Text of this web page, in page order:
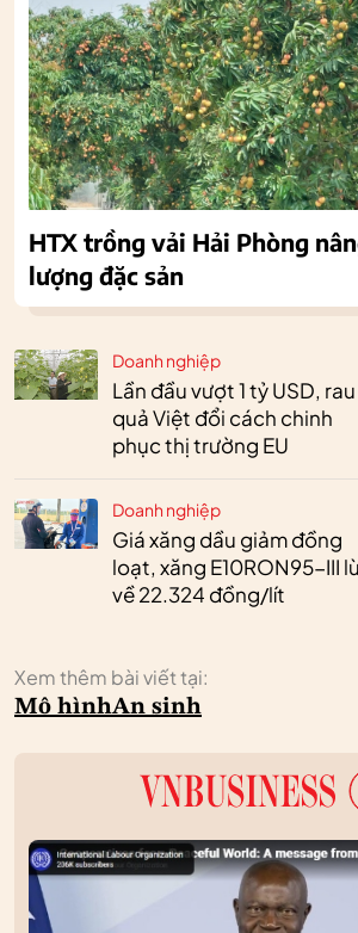
Doanh nghiệp
Lần đầu vượt 1 tỷ USD, rau
quả Việt đổi cách chinh
phục thị trường EU
Doanh nghiệp
Giá xăng dầu giảm đồng
loạt, xăng E10RON95-III
về 22.324 đồng/lít
Xem thêm bài viết tại:
Mô hìnhAn sinh
HTX trồng vải Hải Phòng
lượng đặc sản